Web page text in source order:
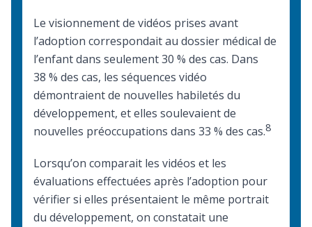
Le visionnement de vidéos prises avant
l’adoption correspondait au dossier médical de
l’enfant dans seulement 30 % des cas. Dans
38 % des cas, les séquences vidéo
démontraient de nouvelles habiletés du
développement, et elles soulevaient de
nouvelles préoccupations dans 33 % des cas.8
Lorsqu’on comparait les vidéos et les
évaluations effectuées après l’adoption pour
vérifier si elles présentaient le même portrait
du développement, on constatait une